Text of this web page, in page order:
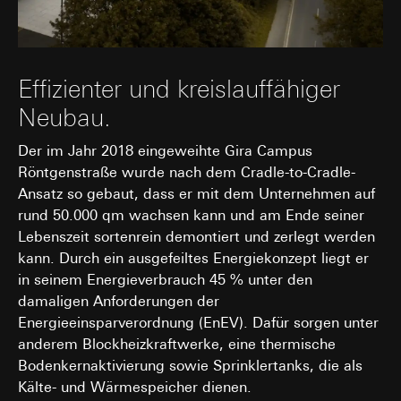
Effizienter und kreislauffähiger
Neubau.
Der im Jahr 2018 eingeweihte Gira Campus
Röntgenstraße wurde nach dem Cradle-to-Cradle-
Ansatz so gebaut, dass er mit dem Unternehmen auf
rund 50.000 qm wachsen kann und am Ende seiner
Lebenszeit sortenrein demontiert und zerlegt werden
kann. Durch ein ausgefeiltes Energiekonzept liegt er
in seinem Energieverbrauch 45 % unter den
damaligen Anforderungen der
Energieeinsparverordnung (EnEV). Dafür sorgen unter
anderem Blockheizkraftwerke, eine thermische
Bodenkernaktivierung sowie Sprinklertanks, die als
Kälte- und Wärmespeicher dienen.
Websitebesuchers auf der Website, vom Nutzer
Mausbewegungen IP-Adresse (anonymisiert), Datum
Rechtsgrundlage und ggf. verfolgte berechtigte Interessen:
Einsatz des Dienstes: § 25 Abs. 1 S. 1 TDDDG
Abs. 1 lit. a DSGVO
Drittlandübermittlung:
Drittland: USA
Angemessenheitsbeschluss/Garantien/
Standardvertragsklauseln, Kopie zu erfragen bei
Gira Giersiepen GmbH & Co. KG, Einwilligung gem. Art.
Abs. 1 lit. a DSGVO
Lebensdauer des Cookies: länger als 12 Monate
Hotjar
Datenverarbeitungszwecke: Mit Hotjar können
Datenverarbeitungszwecke: Analyse der
Websitenutzung, Verwendung dieser
Informationen zur Schaltung bedarfsgerechter
Kategorien personenbezogener Daten: Geräte-
und Browsereigenschaften, IP-Adresse, Referrer-
URL sowie Zeitstempel
Interessen:
Einsatz des Dienstes: § 25 Abs. 1 S. 1 TDDDG
Folgeverarbeitung der personenbezogenen
Daten: Art. 6 Abs. 1 lit. a DSGVO
Empfänger:
interne Abteilungen, soweit Zugriff für
Aufgabenerfüllung erforderlich
LinkedIn Ireland Unlimited Company
Drittlandübermittlung: Wir übermitteln Ihre
personenbezogenen Daten nicht in Drittländer.
Im Hinblick auf die Übermittlung Ihrer
personenbezogenen Daten in Drittländer durch